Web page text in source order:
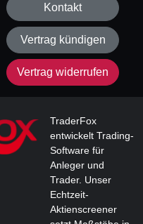
Kontakt
Vertrag kündigen
Vertrag widerrufen
TraderFox
entwickelt Trading-
Software für
Anleger und
Trader. Unser
Echtzeit-
Aktienscreener